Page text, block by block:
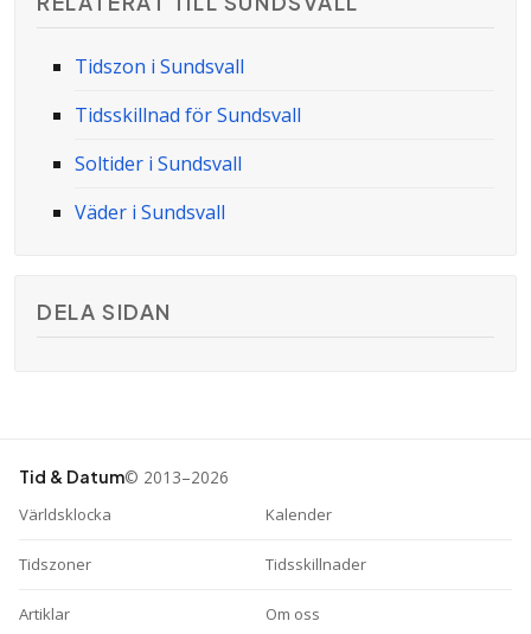
Tidszon i Sundsvall
Tidsskillnad för Sundsvall
Soltider i Sundsvall
Väder i Sundsvall
DELA SIDAN
Tid & Datum© 2013–2026
Världsklocka Kalender
Tidszoner Tidsskillnader
Artiklar Om oss